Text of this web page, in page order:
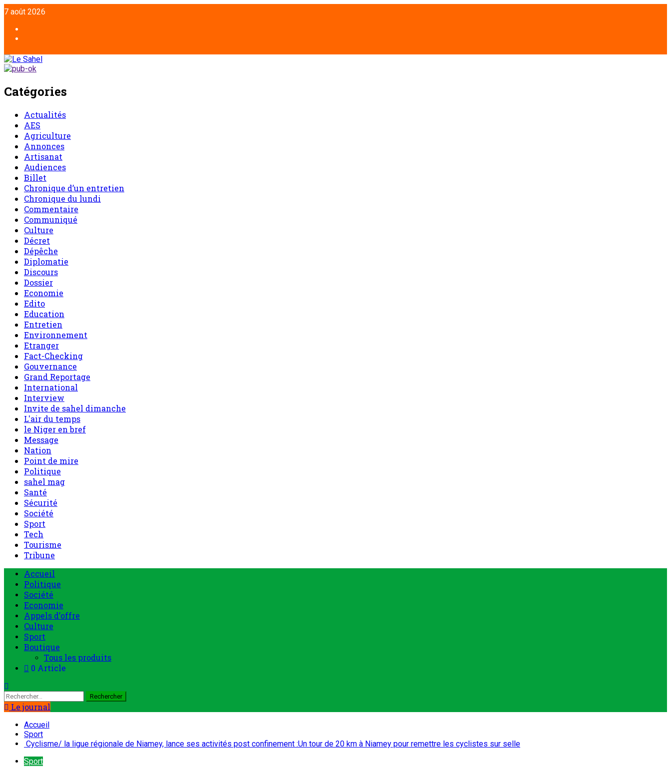
7 août 2026
Catégories
Actualités
AES
Agriculture
Annonces
Artisanat
Audiences
Billet
Chronique d’un entretien
Chronique du lundi
Commentaire
Communiqué
Culture
Décret
Dépêche
Diplomatie
Discours
Dossier
Economie
Edito
Education
Entretien
Environnement
Etranger
Fact-Checking
Gouvernance
Grand Reportage
International
Interview
Invite de sahel dimanche
L'air du temps
le Niger en bref
Message
Nation
Point de mire
Politique
sahel mag
Santé
Sécurité
Société
Sport
Tech
Tourisme
Tribune
Accueil
Politique
Société
Economie
Appels d’offre
Culture
Sport
Boutique
Tous les produits
0 Article
Le journal
Accueil
Sport
Cyclisme/ la ligue régionale de Niamey, lance ses activités post confinement :Un tour de 20 km à Niamey pour remettre les cyclistes sur selle
Sport